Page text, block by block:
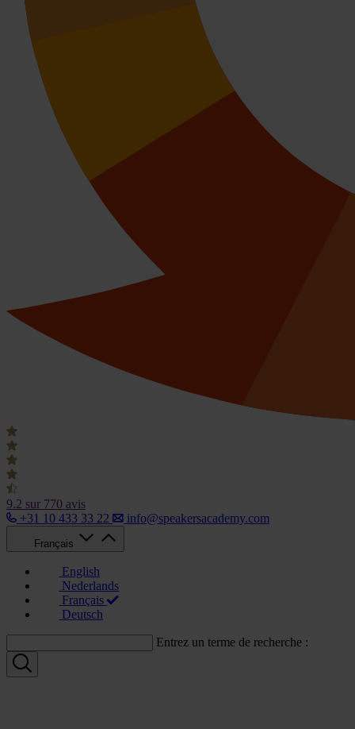
9.2 sur 770 avis
+31 10 433 33 22
info@speakersacademy.com
Français
English
Nederlands
Français
Deutsch
Entrez un terme de recherche :